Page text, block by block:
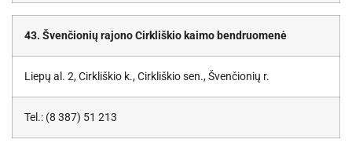
43. Švenčionių rajono Cirkliškio kaimo bendruomenė
Liepų al. 2, Cirkliškio k., Cirkliškio sen., Švenčionių r.
Tel.: (8 387) 51 213